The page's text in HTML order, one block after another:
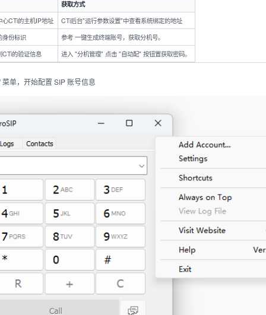
获取方式
心CTi的主机IP地址
CTi后台"运行参数设置"中查看系统绑定的地址
身份标识
参考一键生成终端账号，获取分机号。
CTi的验证信息
进入 "分机管理" 点击 "自动配" 按钮置获取密码。
单，开始配置 SIP 账号信息